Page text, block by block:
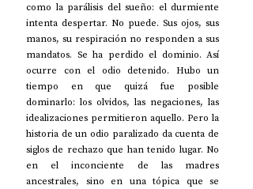
como la parálisis del sueño: el durmiente
intenta despertar. No puede. Sus ojos, sus
manos, su respiración no responden a sus
mandatos. Se ha perdido el dominio. Así
ocurre con el odio detenido. Hubo un
tiempo en que quizá fue posible
dominarlo: los olvidos, las negaciones, las
idealizaciones permitieron aquello. Pero la
historia de un odio paralizado da cuenta de
siglos de rechazo que han tenido lugar. No
en el inconciente de las madres
ancestrales, sino en una tópica que se